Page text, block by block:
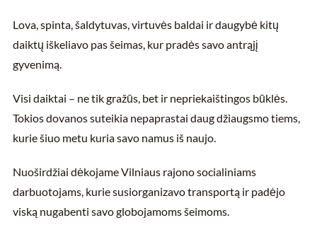
Lova, spinta, šaldytuvas, virtuvės baldai ir daugybė kitų
daiktų iškeliavo pas šeimas, kur pradės savo antrąjį
gyvenimą.
Visi daiktai – ne tik gražūs, bet ir nepriekaištingos būklės.
Tokios dovanos suteikia nepaprastai daug džiaugsmo tiems,
kurie šiuo metu kuria savo namus iš naujo.
Nuoširdžiai dėkojame Vilniaus rajono socialiniams
darbuotojams, kurie susiorganizavo transportą ir padėjo
viską nugabenti savo globojamoms šeimoms.